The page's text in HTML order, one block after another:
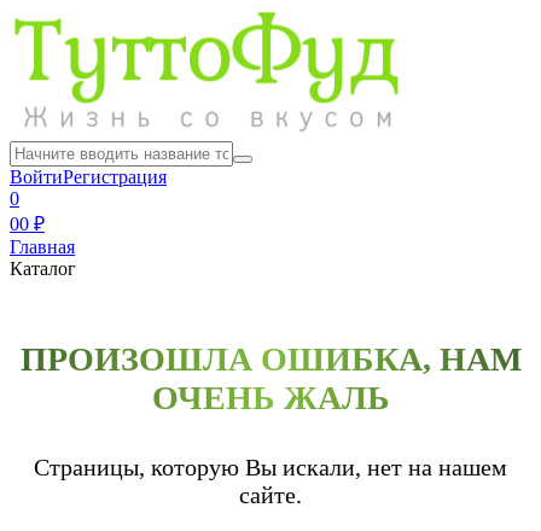
ВойтиРегистрация
0
00 ₽
Главная
Каталог
ПРОИЗОШЛА ОШИБКА, НАМ
ОЧЕНЬ ЖАЛЬ
Страницы, которую Вы искали, нет на нашем
сайте.